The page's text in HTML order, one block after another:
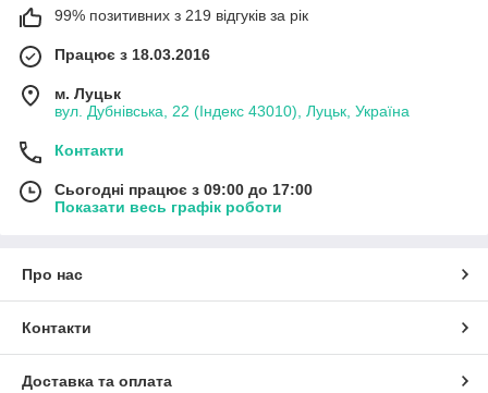
99% позитивних з 219 відгуків за рік
Працює з 18.03.2016
м. Луцьк
вул. Дубнівська, 22 (Індекс 43010), Луцьк, Україна
Контакти
Сьогодні працює з 09:00 до 17:00
Показати весь графік роботи
Про нас
Контакти
Доставка та оплата